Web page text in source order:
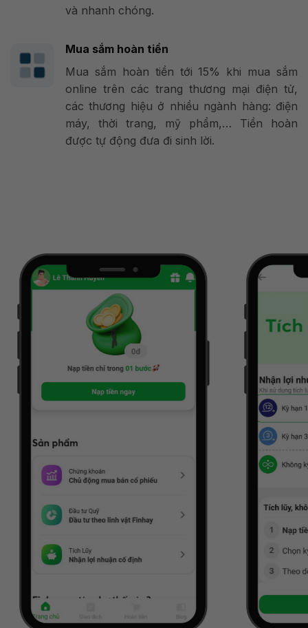
và nhanh chóng.
Mua sắm hoàn tiền
Mua sắm hoàn tiền tới 15% khi mua sắm
online trên các trang thương mại điện tử,
các thương hiệu ở nhiều ngành hàng: điện
máy, thời trang, mỹ phẩm,… Tiền hoàn
được tự động đưa đi sinh lời.